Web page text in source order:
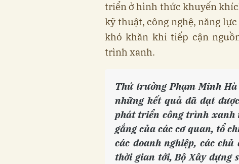
triển ở hình thức khuyến
kỹ thuật, công nghệ, năng
khó khăn khi tiếp cận
trình xanh.
Thứ trưởng Phạm Minh
những kết quả đã đạt
phát triển công trình xanh
gắng của các cơ quan, tổ
các doanh nghiệp, các
thời gian tới, Bộ Xây dựng